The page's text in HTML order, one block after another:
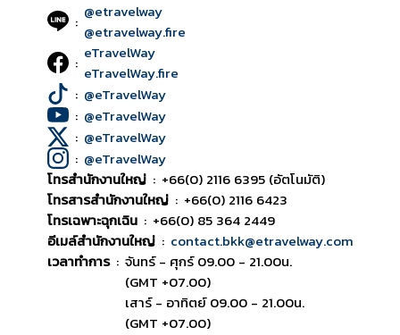
: @etravelway
@etravelway.fire
: eTravelWay
eTravelWay.fire
: @eTravelWay
: @eTravelWay
: @eTravelWay
: @eTravelWay
โทรสำนักงานใหญ่ : +66(0) 2116 6395 (อัตโนมัติ)
โทรสารสำนักงานใหญ่ : +66(0) 2116 6423
โทรเฉพาะฉุกเฉิน : +66(0) 85 364 2449
อีเมล์สำนักงานใหญ่ : contact.bkk@etravelway.com
เวลาทำการ : จันทร์ - ศุกร์ 09.00 - 21.00น.
(GMT +07.00)
เสาร์ - อาทิตย์ 09.00 - 21.00น.
(GMT +07.00)